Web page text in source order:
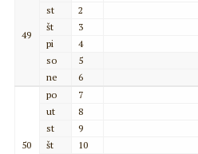
49
st
2
št
3
pi
4
so
5
ne
6
50
po
7
ut
8
st
9
št
10